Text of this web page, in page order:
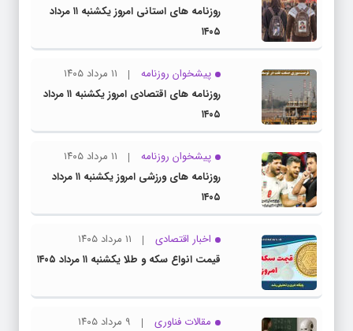
روزنامه های استانی امروز یکشنبه ۱۱ مرداد
۱۴۰۵
پیشخوان روزنامه
۱۱ مرداد ۱۴۰۵
روزنامه های اقتصادی امروز یکشنبه ۱۱ مرداد
۱۴۰۵
پیشخوان روزنامه
۱۱ مرداد ۱۴۰۵
روزنامه های ورزشی امروز یکشنبه ۱۱ مرداد
۱۴۰۵
اخبار اقتصادی
۱۱ مرداد ۱۴۰۵
قیمت انواع سکه و طلا یکشنبه ۱۱ مرداد ۱۴۰۵
مقالات فناوری
۹ مرداد ۱۴۰۵